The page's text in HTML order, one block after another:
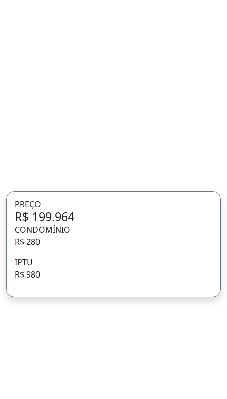
PREÇO
R$ 199.964
CONDOMÍNIO
R$ 280
IPTU
R$ 980